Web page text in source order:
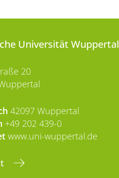
Universität Wuppertal
20
42097 Wuppertal
+49 202 439-0
www.uni-wuppertal.de